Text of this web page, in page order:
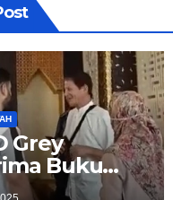
Grey
Buku
Mimpi